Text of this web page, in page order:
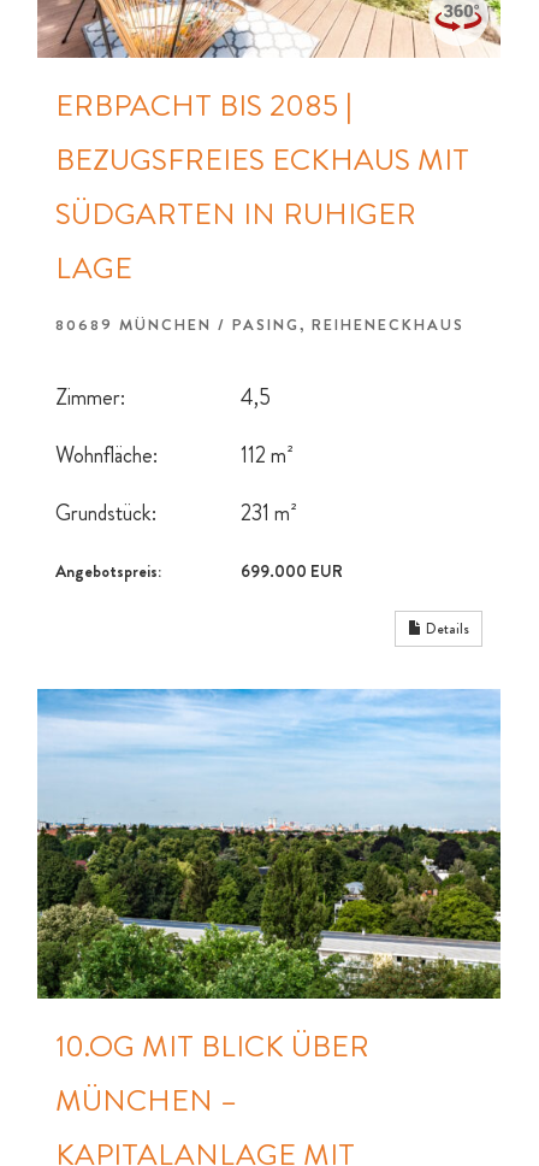
ERBPACHT BIS 2085 |
BEZUGSFREIES ECKHAUS MIT
SÜDGARTEN IN RUHIGER
LAGE
80689 MÜNCHEN / PASING, REIHENECKHAUS
Zimmer:
4,5
Wohnfläche:
112 m²
Grundstück:
231 m²
Angebotspreis: 699.000 EUR
Details
10.OG MIT BLICK ÜBER
MÜNCHEN –
KAPITALANLAGE MIT